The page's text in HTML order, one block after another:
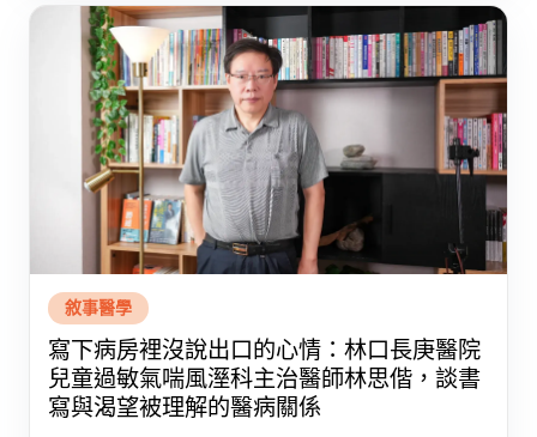
敘事醫學
寫下病房裡沒說出口的心情：林口長庚醫院
兒童過敏氣喘風溼科主治醫師林思偕，談書
寫與渴望被理解的醫病關係